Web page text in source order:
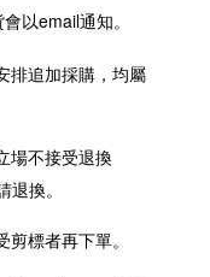
以email通知。
排追加採購，均屬
場不接受退換
換。
標者再下單。